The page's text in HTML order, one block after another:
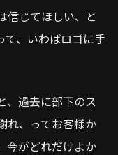
信じてほしい、と
て、いわばロゴに手
、過去に部下のス
れ、ってお客様か
今がどれだけよか